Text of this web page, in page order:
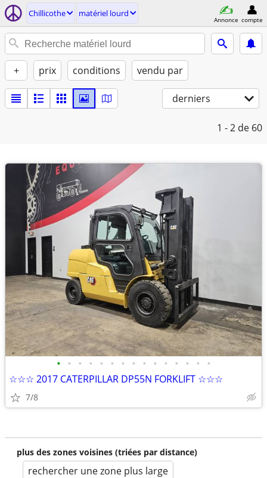
Chillicothe matériel lourd
Annonce compte
+ prix conditions vendu par
derniers
1 - 2 de 60
• • • • • • • • • • • • • • •
☆☆☆ 2017 CATERPILLAR DP55N FORKLIFT ☆☆☆
7/8
plus des zones voisines (triées par distance)
rechercher une zone plus large